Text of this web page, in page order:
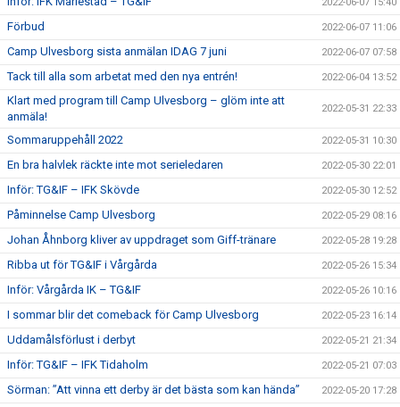
Förbud 2022-06-07 11:06
Camp Ulvesborg sista anmälan IDAG 7 juni 2022-06-07 07:58
Tack till alla som arbetat med den nya entrén! 2022-06-04 13:52
Klart med program till Camp Ulvesborg – glöm inte att
anmäla!
2022-05-31 22:33
Sommaruppehåll 2022 2022-05-31 10:30
En bra halvlek räckte inte mot serieledaren 2022-05-30 22:01
Inför: TG&IF – IFK Skövde 2022-05-30 12:52
Påminnelse Camp Ulvesborg 2022-05-29 08:16
Johan Åhnborg kliver av uppdraget som Giff-tränare 2022-05-28 19:28
Ribba ut för TG&IF i Vårgårda 2022-05-26 15:34
Inför: Vårgårda IK – TG&IF 2022-05-26 10:16
I sommar blir det comeback för Camp Ulvesborg 2022-05-23 16:14
Uddamålsförlust i derbyt 2022-05-21 21:34
Inför: TG&IF – IFK Tidaholm 2022-05-21 07:03
Sörman: ”Att vinna ett derby är det bästa som kan hända” 2022-05-20 17:28